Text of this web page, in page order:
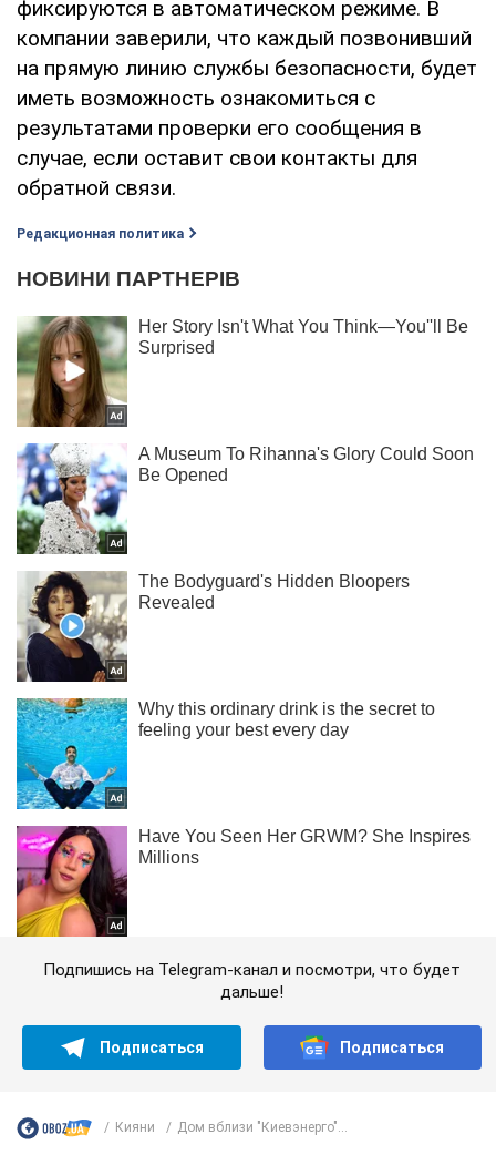
фиксируются в автоматическом режиме. В
компании заверили, что каждый позвонивший
на прямую линию службы безопасности, будет
иметь возможность ознакомиться с
результатами проверки его сообщения в
случае, если оставит свои контакты для
обратной связи.
Редакционная политика
Подпишись на Telegram-канал и посмотри, что будет
дальше!
Подписаться Подписаться
Кияни Дом вблизи "Киевэнерго"...